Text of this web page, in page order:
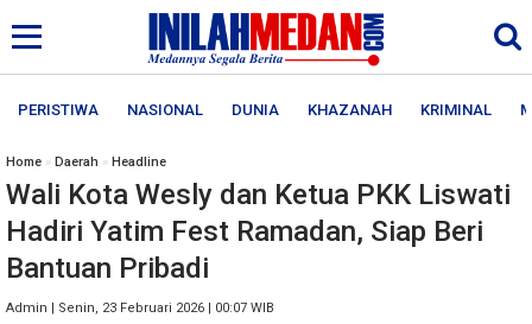
PERISTIWA NASIONAL DUNIA KHAZANAH KRIMINAL
Home » Daerah » Headline
Wali Kota Wesly dan Ketua PKK Liswati
Hadiri Yatim Fest Ramadan, Siap Beri
Bantuan Pribadi
Admin | Senin, 23 Februari 2026 | 00:07 WIB